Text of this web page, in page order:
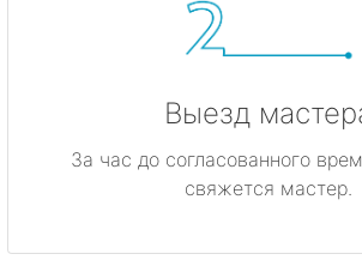
Выезд
За час до согласованного
свяжется мастер.